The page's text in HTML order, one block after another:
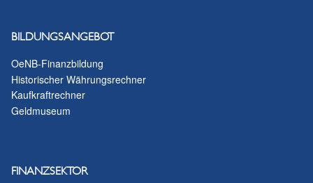
BILDUNGSANGEBOT
OeNB-Finanzbildung
Historischer Währungsrechner
Kaufkraftrechner
Geldmuseum
FINANZSEKTOR